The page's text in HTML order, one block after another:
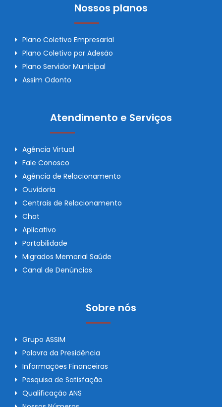
Nossos planos
Plano Coletivo Empresarial
Plano Coletivo por Adesão
Plano Servidor Municipal
Assim Odonto
Atendimento e Serviços
Agência Virtual
Fale Conosco
Agência de Relacionamento
Ouvidoria
Centrais de Relacionamento
Chat
Aplicativo
Portabilidade
Migrados Memorial Saúde
Canal de Denúncias
Sobre nós
Grupo ASSIM
Palavra da Presidência
Informações Financeiras
Pesquisa de Satisfação
Qualificação ANS